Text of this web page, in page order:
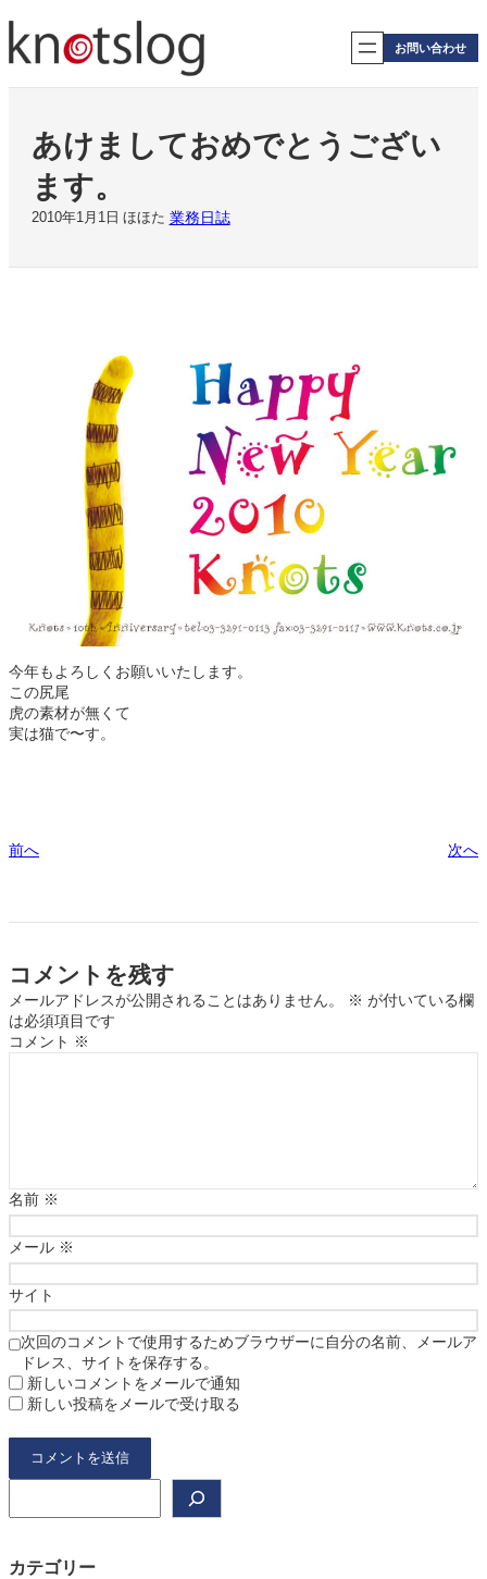
内
容
を
お問い合わせ
あけましておめでとうござい
ます。
2010年1月1日 ほほた 業務日誌
今年もよろしくお願いいたします。
この尻尾
虎の素材が無くて
実は猫で〜す。
前へ 次へ
コメントを残す
メールアドレスが公開されることはありません。 ※ が付いている欄
は必須項目です
コメント ※
名前 ※
メール ※
サイト
次回のコメントで使用するためブラウザーに自分の名前、メールア
ドレス、サイトを保存する。
新しいコメントをメールで通知
新しい投稿をメールで受け取る
カテゴリー